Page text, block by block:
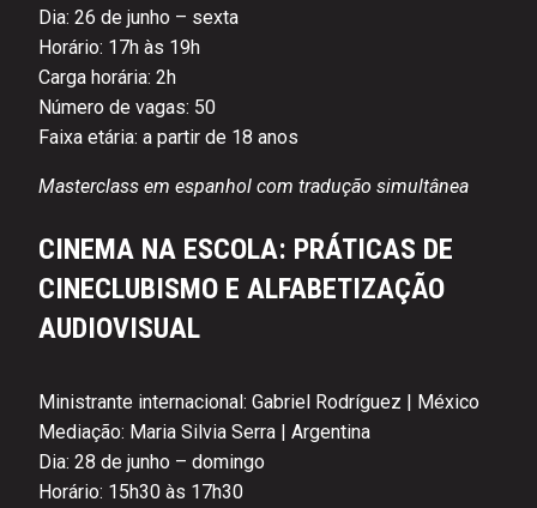
Dia: 26 de junho – sexta
Horário: 17h às 19h
Carga horária: 2h
Número de vagas: 50
Faixa etária: a partir de 18 anos
Masterclass em espanhol com tradução simultânea
CINEMA NA ESCOLA: PRÁTICAS DE
CINECLUBISMO E ALFABETIZAÇÃO
AUDIOVISUAL
Ministrante internacional: Gabriel Rodríguez | México
Mediação: Maria Silvia Serra | Argentina
Dia: 28 de junho – domingo
Horário: 15h30 às 17h30